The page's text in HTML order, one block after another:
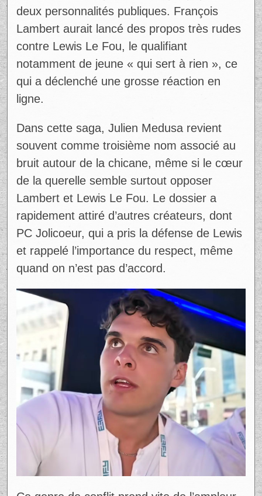
Le désaccord dépasse la simple pique entre
deux personnalités publiques. François
Lambert aurait lancé des propos très rudes
contre Lewis Le Fou, le qualifiant
notamment de jeune « qui sert à rien », ce
qui a déclenché une grosse réaction en
ligne.
Dans cette saga, Julien Medusa revient
souvent comme troisième nom associé au
bruit autour de la chicane, même si le cœur
de la querelle semble surtout opposer
Lambert et Lewis Le Fou. Le dossier a
rapidement attiré d’autres créateurs, dont
PC Jolicoeur, qui a pris la défense de Lewis
et rappelé l’importance du respect, même